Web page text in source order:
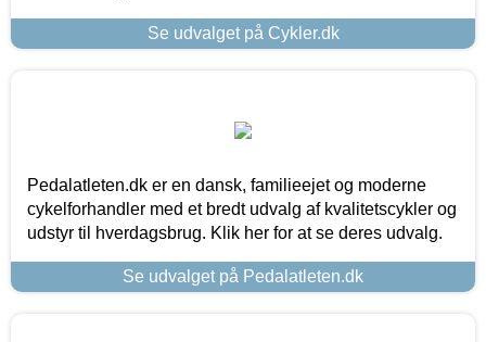
Se udvalget på Cykler.dk
Pedalatleten.dk er en dansk, familieejet og moderne
cykelforhandler med et bredt udvalg af kvalitetscykler og
udstyr til hverdagsbrug. Klik her for at se deres udvalg.
Se udvalget på Pedalatleten.dk